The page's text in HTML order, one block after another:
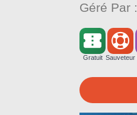
Géré Par :
Gratuit Sauveteur